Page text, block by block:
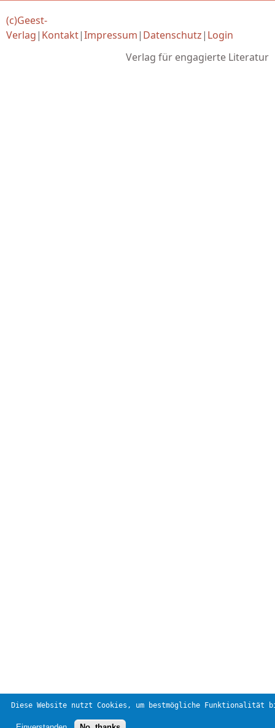
(c)Geest-
Verlag| Kontakt|Impressum| Datenschutz| Login
Verlag für engagierte Literatur
Diese Website nutzt Cookies, um bestmögliche Funktionalität